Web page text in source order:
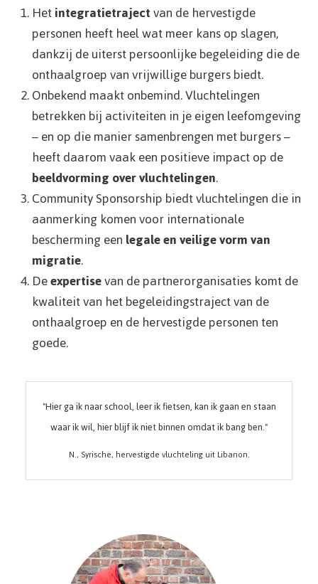
Hetintegratietrajectvan de hervestigde
personen heeft heel wat meer kans op slagen,
dankzij de uiterst persoonlijke begeleiding die de
onthaalgroep van vrijwillige burgers biedt.
Onbekend maakt onbemind. Vluchtelingen
betrekken bij activiteiten in je eigen leefomgeving
– en op die manier samenbrengen met burgers –
heeft daarom vaak een positieve impact op de
beeldvorming over vluchtelingen.
Community Sponsorship biedt vluchtelingen die in
aanmerking komen voor internationale
bescherming eenlegale en veilige vorm van
migratie.
Deexpertisevan de partnerorganisaties komt de
kwaliteit van het begeleidingstraject van de
onthaalgroep en de hervestigde personen ten
goede.
"Hier ga ik naar school, leer ik fietsen, kan ik gaan en staan
waar ik wil, hier blijf ik niet binnen omdat ik bang ben."
N., Syrische, hervestigde vluchteling uit Libanon.